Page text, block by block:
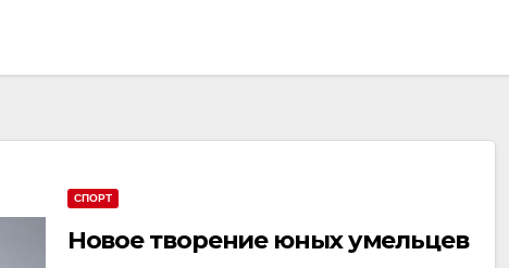
СПОРТ
Новое творение юных умельцев